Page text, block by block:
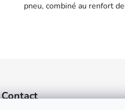
pneu, combiné au renfort
Contact